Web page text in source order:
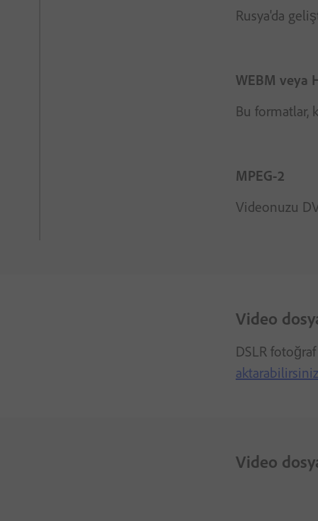
Rusya'da
WEBM veya
Bu formatlar,
MPEG-2
Videonuzu
Video
DSLR
Video